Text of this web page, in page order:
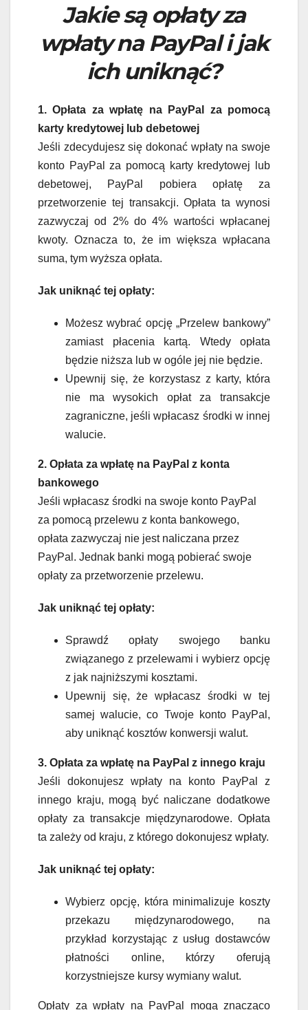
Jakie są opłaty za
wpłaty na PayPal i jak
ich uniknąć?
1. Opłata za wpłatę na PayPal za pomocą
karty kredytowej lub debetowej
Jeśli zdecydujesz się dokonać wpłaty na swoje
konto PayPal za pomocą karty kredytowej lub
debetowej, PayPal pobiera opłatę za
przetworzenie tej transakcji. Opłata ta wynosi
zazwyczaj od 2% do 4% wartości wpłacanej
kwoty. Oznacza to, że im większa wpłacana
suma, tym wyższa opłata.
Jak uniknąć tej opłaty:
Możesz wybrać opcję „Przelew bankowy”
zamiast płacenia kartą. Wtedy opłata
będzie niższa lub w ogóle jej nie będzie.
Upewnij się, że korzystasz z karty, która
nie ma wysokich opłat za transakcje
zagraniczne, jeśli wpłacasz środki w innej
walucie.
2. Opłata za wpłatę na PayPal z konta
bankowego
Jeśli wpłacasz środki na swoje konto PayPal
za pomocą przelewu z konta bankowego,
opłata zazwyczaj nie jest naliczana przez
PayPal. Jednak banki mogą pobierać swoje
opłaty za przetworzenie przelewu.
Jak uniknąć tej opłaty:
Sprawdź opłaty swojego banku
związanego z przelewami i wybierz opcję
z jak najniższymi kosztami.
Upewnij się, że wpłacasz środki w tej
samej walucie, co Twoje konto PayPal,
aby uniknąć kosztów konwersji walut.
3. Opłata za wpłatę na PayPal z innego kraju
Jeśli dokonujesz wpłaty na konto PayPal z
innego kraju, mogą być naliczane dodatkowe
opłaty za transakcje międzynarodowe. Opłata
ta zależy od kraju, z którego dokonujesz wpłaty.
Jak uniknąć tej opłaty:
Wybierz opcję, która minimalizuje koszty
przekazu międzynarodowego, na
przykład korzystając z usług dostawców
płatności online, którzy oferują
korzystniejsze kursy wymiany walut.
Opłaty za wpłaty na PayPal mogą znacząco